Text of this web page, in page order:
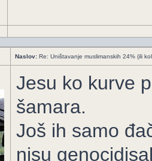
Naslov: Re: Uništavanje muslimanskih 24% (ili
Jesu ko kurve
šamara.
Još ih samo
nisu